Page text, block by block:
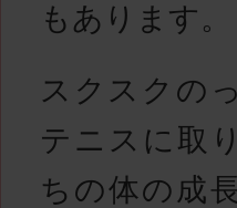
もあります。
スクスクの
テニスに取
ちの体の成